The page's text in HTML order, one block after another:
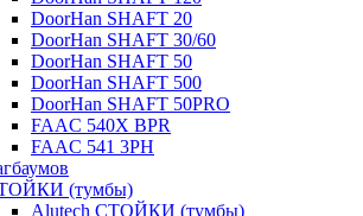
DoorHan SHAFT 20
DoorHan SHAFT 30/60
DoorHan SHAFT 50
DoorHan SHAFT 500
DoorHan SHAFT 50PRO
FAAC 540X BPR
FAAC 541 3PH
(тумбы)
Alutech СТОЙКИ (тумбы)